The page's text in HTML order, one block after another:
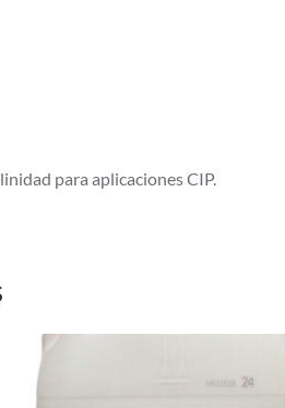
para aplicaciones CIP.